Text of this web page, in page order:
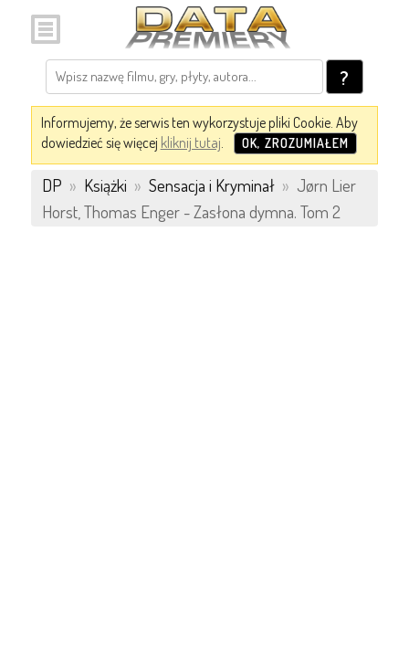
?
Informujemy, że serwis ten wykorzystuje pliki Cookie. Aby
dowiedzieć się więcej kliknij tutaj. OK, ZROZUMIAŁEM
DP » Książki » Sensacja i Kryminał » Jørn Lier
Horst, Thomas Enger - Zasłona dymna. Tom 2